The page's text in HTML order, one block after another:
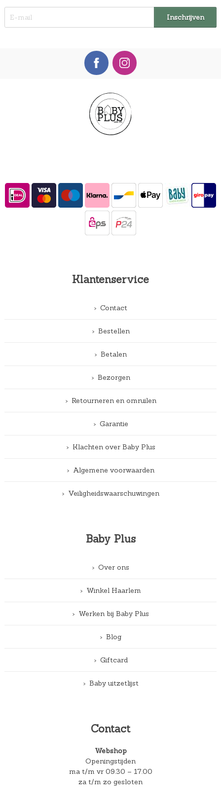
Klantenservice
Contact
Bestellen
Betalen
Bezorgen
Retourneren en omruilen
Garantie
Klachten over Baby Plus
Algemene voorwaarden
Veiligheidswaarschuwingen
Baby Plus
Over ons
Winkel Haarlem
Werken bij Baby Plus
Blog
Giftcard
Baby uitzetlijst
Contact
Webshop
Openingstijden
ma t/m vr 09.30 – 17.00
za t/m zo gesloten